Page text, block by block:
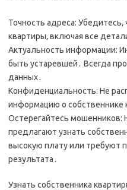
Точность адреса:
квартиры‚ включая все
Актуальность информации:
быть устаревшей․ Всегда
данных․
Конфиденциальность: Не
информацию о собственнике
Остерегайтесь мошенников:
предлагают узнать
высокую плату или требуют
результата․
Узнать собственника